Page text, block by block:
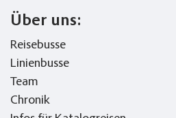
Über uns:
Reisebusse
Linienbusse
Team
Chronik